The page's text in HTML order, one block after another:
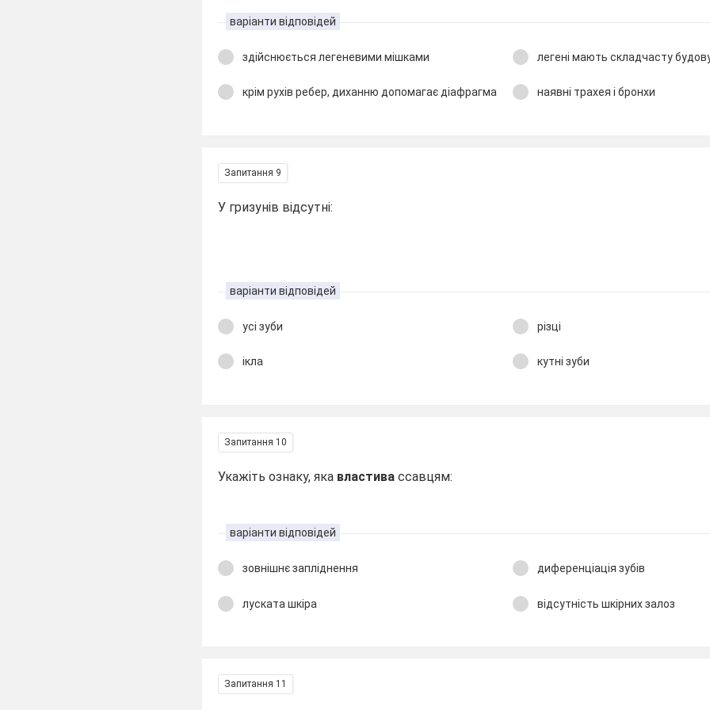
варіанти відповідей
здійснюється легеневими мішками легені мають складчасту
крім рухів ребер, диханню допомагає діафрагма наявні трахея і бронхи
Запитання 9
У гризунів відсутні:
варіанти відповідей
усі зуби різці
ікла кутні зуби
Запитання 10
Укажіть ознаку, яка властива ссавцям:
варіанти відповідей
зовнішнє запліднення диференціація зубів
луската шкіра відсутність шкірних залоз
Запитання 11